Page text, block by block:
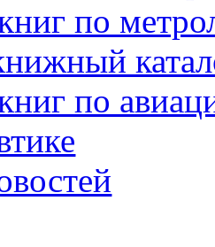
по
по